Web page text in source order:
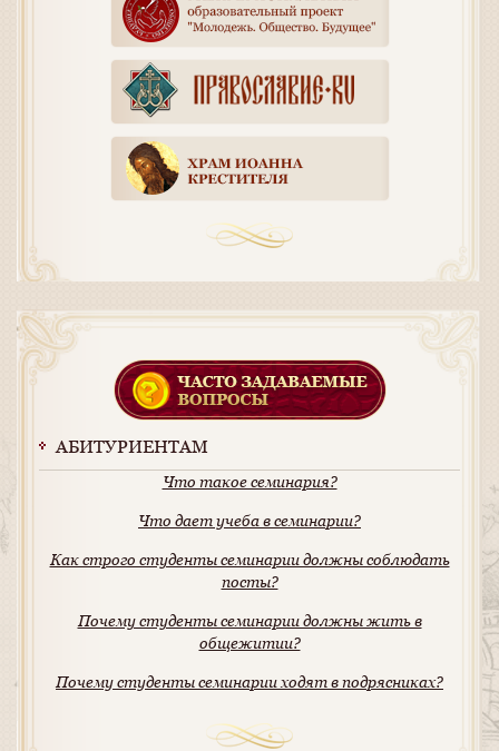
АБИТУРИЕНТАМ
Что такое семинария?
Что дает учеба в семинарии?
Как строго студенты семинарии должны соблюдать
посты?
Почему студенты семинарии должны жить в
общежитии?
Почему студенты семинарии ходят в подрясниках?